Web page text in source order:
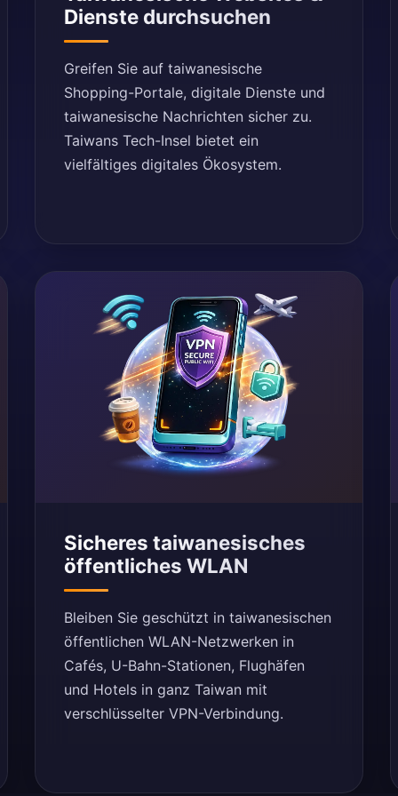
Dienste durchsuchen
Greifen Sie auf taiwanesische
Shopping-Portale, digitale Dienste und
taiwanesische Nachrichten sicher zu.
Taiwans Tech-Insel bietet ein
vielfältiges digitales Ökosystem.
Sicheres taiwanesisches
öffentliches WLAN
Bleiben Sie geschützt in taiwanesischen
öffentlichen WLAN-Netzwerken in
Cafés, U-Bahn-Stationen, Flughäfen
und Hotels in ganz Taiwan mit
verschlüsselter VPN-Verbindung.